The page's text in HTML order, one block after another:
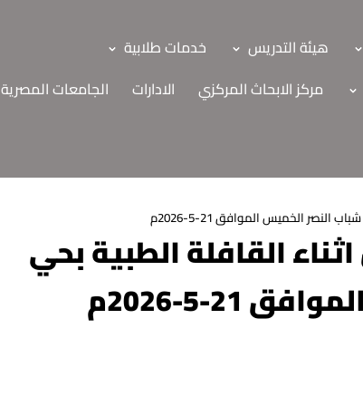
هيئة التدريس
خدمات طلابية
مركز الابحاث المركزي الادارات
الجامعات المصرية
الخميس الموافق 21-5-2026م
القافلة الطبية بحي
5-2026م